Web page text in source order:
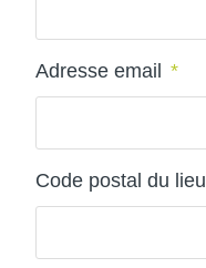
Adresse email *
Code postal du